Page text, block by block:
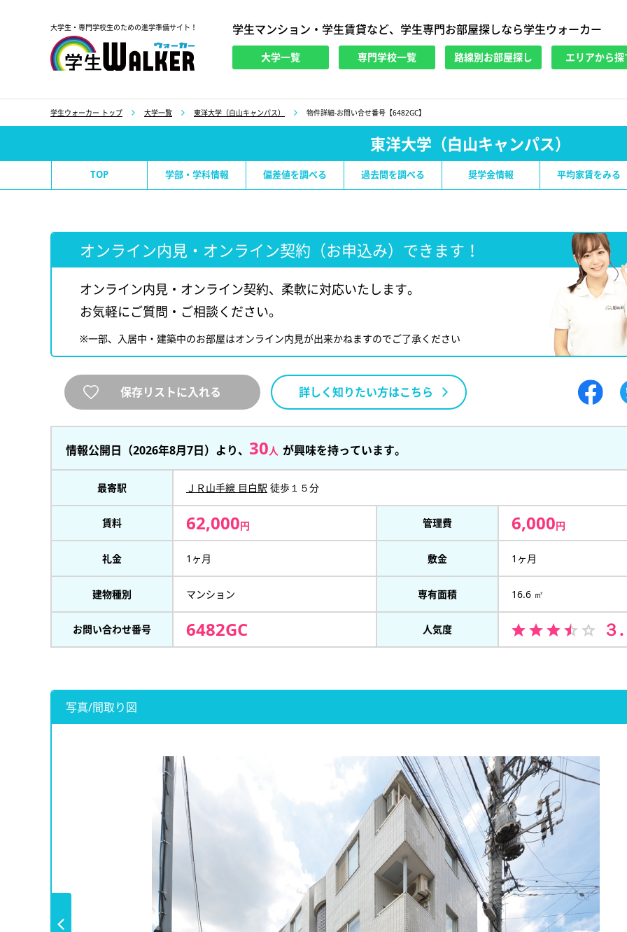
大学生・専門学校生のための進学準備サイト！ 学生マンション・学生賃貸など、学生専門お部屋探しなら学生ウォーカー
大学一覧 専門学校一覧 路線別お部屋探し エリアから探
学生ウォーカー トップ 大学一覧 東洋大学（白山キャンパス） 物件詳細-お問い合せ番号【6482GC】
東洋大学（白山キャンパス）
TOP 学部・学科情報 偏差値を調べる 過去問を調べる 奨学金情報 平均家賃をみる
オンライン内見・オンライン契約（お申込み）できます！
オンライン内見・オンライン契約、柔軟に対応いたします。
お気軽にご質問・ご相談ください。
※一部、入居中・建築中のお部屋はオンライン内見が出来かねますのでご了承ください
保存リストに入れる 詳しく知りたい方はこちら
情報公開日（2026年8月7日）より、 30人 が興味を持っています。
最寄駅 ＪＲ山手線 目白駅 徒歩１５分
賃料 62,000円 管理費 6,000円
礼金 1ヶ月 敷金 1ヶ月
建物種別 マンション 専有面積 16.6 ㎡
お問い合わせ番号 6482GC 人気度 ３
写真/間取り図